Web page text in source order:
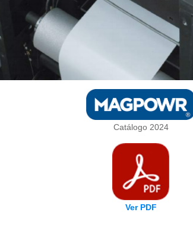
Catálogo 2024
Ver PDF